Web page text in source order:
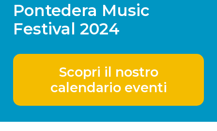
Pontedera Music
Festival 2024
Scopri il nostro
calendario eventi